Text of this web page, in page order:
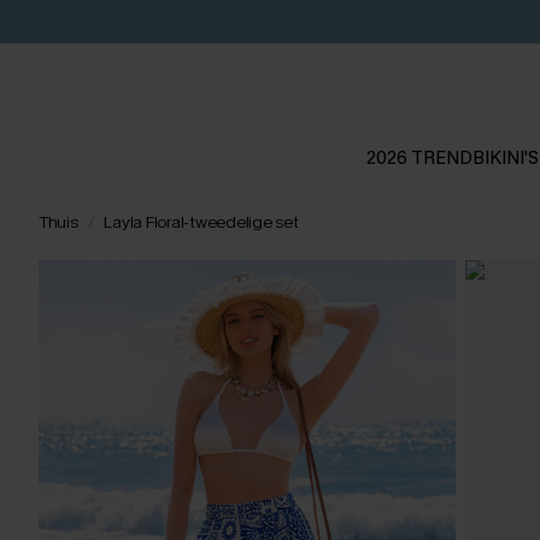
2026 TRENDBIKINI'S
Thuis Layla Floral-tweedelige set